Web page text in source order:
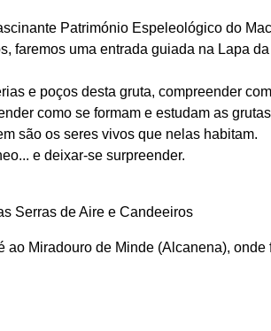
Património Espeleológico do
faremos uma entrada guiada na Lapa
e poços desta gruta, compreender
como se formam e estudam as
são os seres vivos que nelas habitam.
e deixar-se surpreender.
Serras de Aire e Candeeiros
Miradouro de Minde (Alcanena), onde